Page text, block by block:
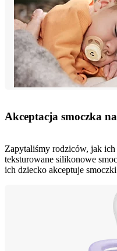
Akceptacja smoczka
Zapytaliśmy rodziców, jak ich
teksturowane silikonowe
ich dziecko akceptuje